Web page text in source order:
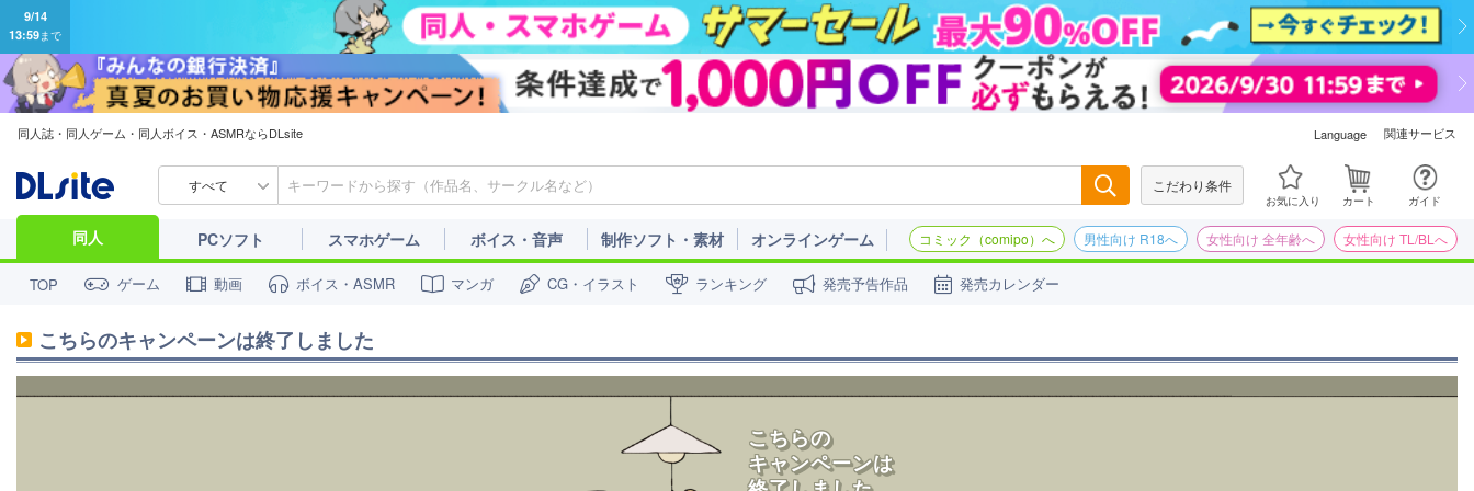
同人誌・同人ゲーム・同人ボイス・ASMRならDLsite Language 関連サービス
すべて こだわり条件
お気に入り カート ガイド
同人 PCソフト スマホゲーム ボイス・音声 制作ソフト・素材 オンラインゲーム コミック（comipo）へ 男性向け R18へ 女性向け 全年齢へ 女性向け TL/BLへ
TOP ゲーム 動画 ボイス・ASMR マンガ CG・イラスト ランキング 発売予告作品 発売カレンダー
こちらのキャンペーンは終了しました
こちらの
キャンペーンは